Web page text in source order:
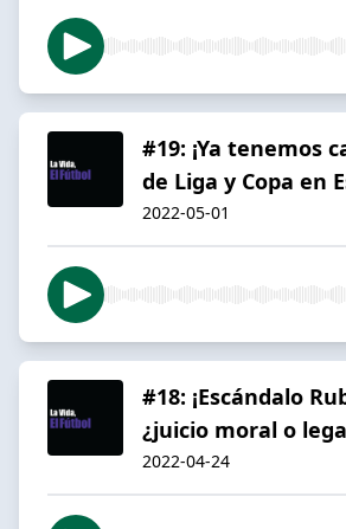
#19: ¡Ya tenemos
de Liga y Copa en
2022-05-01
#18: ¡Escándalo
¿juicio moral o
2022-04-24